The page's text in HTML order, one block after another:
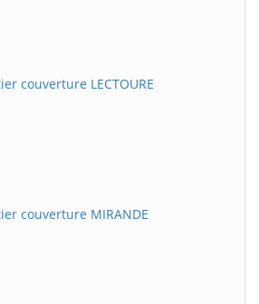
couverture LECTOURE
couverture MIRANDE